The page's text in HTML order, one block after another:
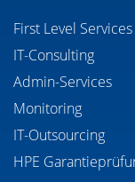
First Level Services
IT-Consulting
Admin-Services
Monitoring
IT-Outsourcing
HPE